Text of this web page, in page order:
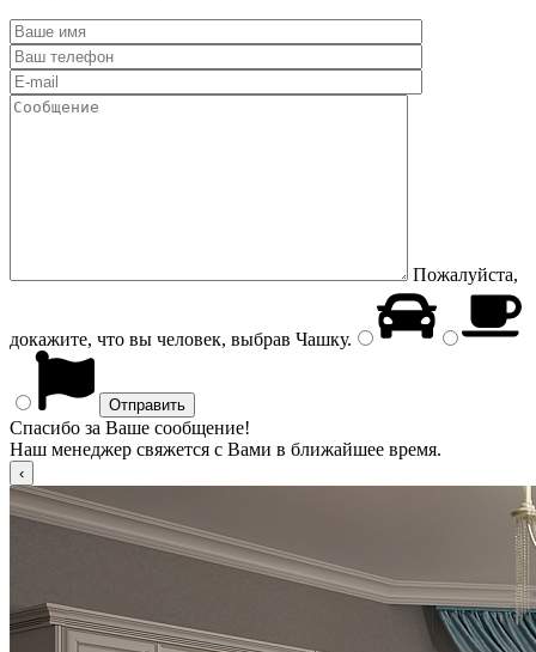
Пожалуйста,
докажите, что вы человек, выбрав Чашку.
Спасибо за Ваше сообщение!
Наш менеджер свяжется с Вами в ближайшее время.